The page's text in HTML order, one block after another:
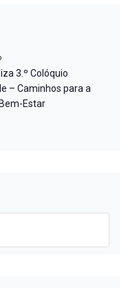
3.º Colóquio
– Caminhos para a
Estar